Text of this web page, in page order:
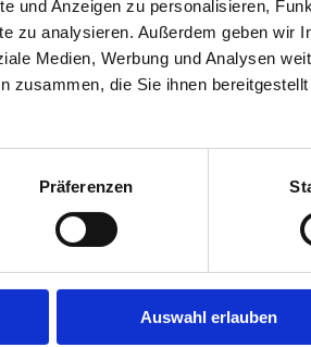
und Anzeigen zu personalisieren,
zu analysieren. Außerdem geben wir
Medien, Werbung und Analysen
zusammen, die Sie ihnen
Präferenzen
Auswahl erlauben
has occurred while loading